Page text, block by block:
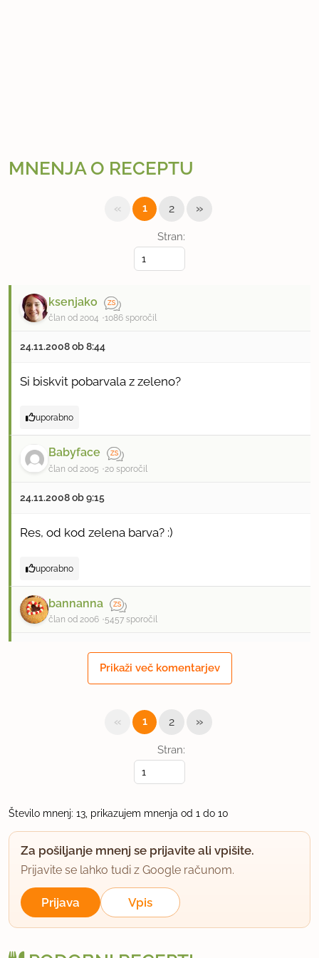
MNENJA O RECEPTU
Stran:
« 1 2 »
ksenjako
član od 2004 1086 sporočil
24.11.2008 ob 8:44
Si biskvit pobarvala z zeleno?
uporabno
Babyface
član od 2005 20 sporočil
24.11.2008 ob 9:15
Res, od kod zelena barva? :)
uporabno
bannanna
član od 2006 5457 sporočil
sj sliši se dober, sam tale zelen biskvit mal preveč
24.11.2008 ob 12:08
sm ga pobarvala... meni bilo zelo všeč, fantu pa ni
šlo v glavo, od kje zelena torta :)
uporabno
Prikaži več komentarjev
Stran:
« 1 2 »
Število mnenj: 13, prikazujem mnenja od 1 do 10
Za pošiljanje mnenj se prijavite ali vpišite.
Prijavite se lahko tudi z Google računom.
Prijava Vpis